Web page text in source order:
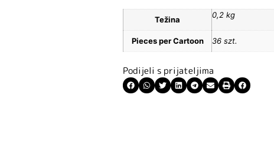
Težina 0,2 kg
Pieces per Cartoon 36 szt.
Podijeli s prijateljima